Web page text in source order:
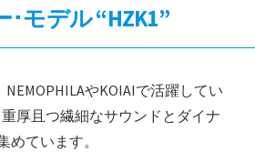
･モデル “HZK1”
やKOIAIで活躍してい
厚且つ繊細なサウンドとダイナ
ています。